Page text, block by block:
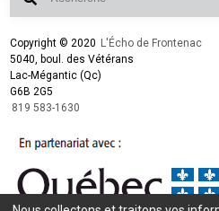
Copyright © 2020 L'Écho de Frontenac
5040, boul. des Vétérans
Lac-Mégantic (Qc)
G6B 2G5
819 583-1630